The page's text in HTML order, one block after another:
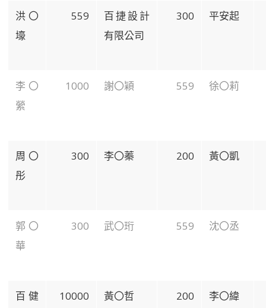
洪〇
壕
559
百捷設計
有限公司
300 平安起
李〇
縈
1000 謝〇穎 559 徐〇莉
周〇
彤
300 李〇蓁 200 黃〇凱
郭〇
華
300 武〇珩 559 沈〇丞
百健
10000 黃〇哲 200 李〇緯